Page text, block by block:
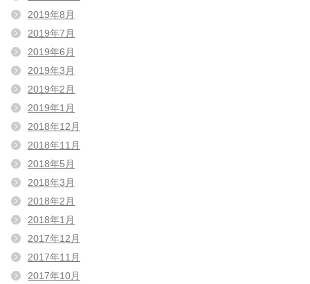
2019年8月
2019年7月
2019年6月
2019年3月
2019年2月
2019年1月
2018年12月
2018年11月
2018年5月
2018年3月
2018年2月
2018年1月
2017年12月
2017年11月
2017年10月